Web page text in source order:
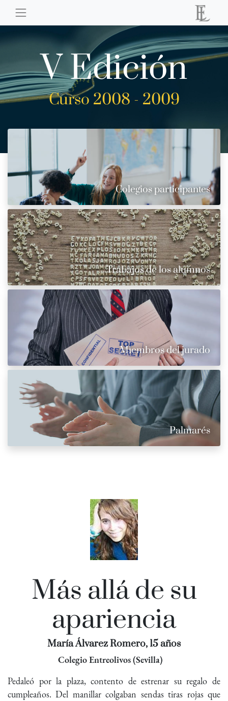
V Edición
Curso 2008 - 2009
Colegios participantes
Trabajos de los alumnos
Miembros del jurado
Palmarés
Más allá de su
apariencia
María Álvarez Romero, 15 años
Colegio Entreolivos (Sevilla)
Pedaleó por la plaza, contento de estrenar su regalo de
cumpleaños. Del manillar colgaban sendas tiras rojas que